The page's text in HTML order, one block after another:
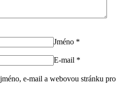
Jméno *
E-mail *
e-mail a webovou stránku pro